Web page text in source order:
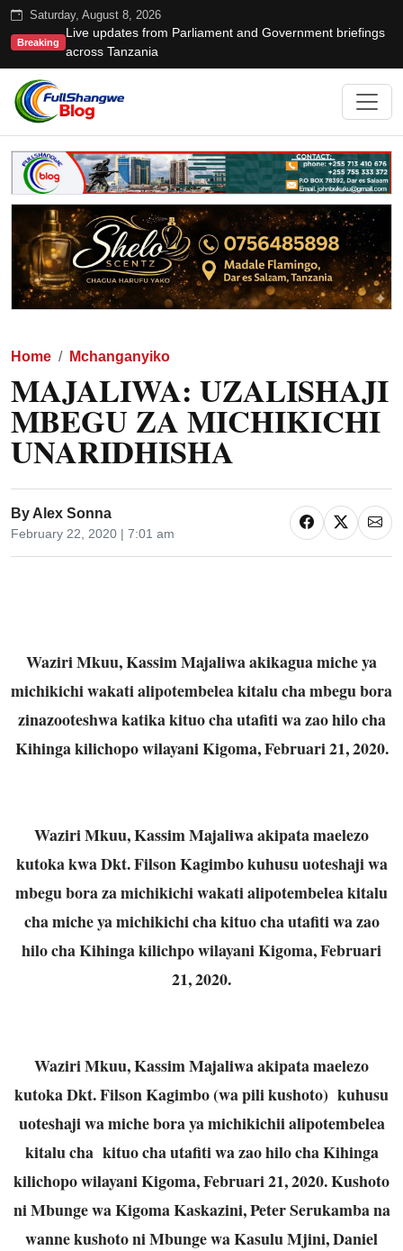
Saturday, August 8, 2026
Breaking
Live updates from Parliament and Government briefings
across Tanzania
Home Mchanganyiko
MAJALIWA: UZALISHAJI
MBEGU ZA MICHIKICHI
UNARIDHISHA
By Alex Sonna
February 22, 2020 | 7:01 am
Waziri Mkuu, Kassim Majaliwa akikagua miche ya
michikichi wakati alipotembelea kitalu cha mbegu bora
zinazooteshwa katika kituo cha utafiti wa zao hilo cha
Kihinga kilichopo wilayani Kigoma, Februari 21, 2020.
Waziri Mkuu, Kassim Majaliwa akipata maelezo
kutoka kwa Dkt. Filson Kagimbo kuhusu uoteshaji wa
mbegu bora za michikichi wakati alipotembelea kitalu
cha miche ya michikichi cha kituo cha utafiti wa zao
hilo cha Kihinga kilichpo wilayani Kigoma, Februari
21, 2020.
Waziri Mkuu, Kassim Majaliwa akipata maelezo
kutoka Dkt. Filson Kagimbo (wa pili kushoto) kuhusu
uoteshaji wa miche bora ya michikichii alipotembelea
kitalu cha kituo cha utafiti wa zao hilo cha Kihinga
kilichopo wilayani Kigoma, Februari 21, 2020. Kushoto
ni Mbunge wa Kigoma Kaskazini, Peter Serukamba na
wanne kushoto ni Mbunge wa Kasulu Mjini, Daniel